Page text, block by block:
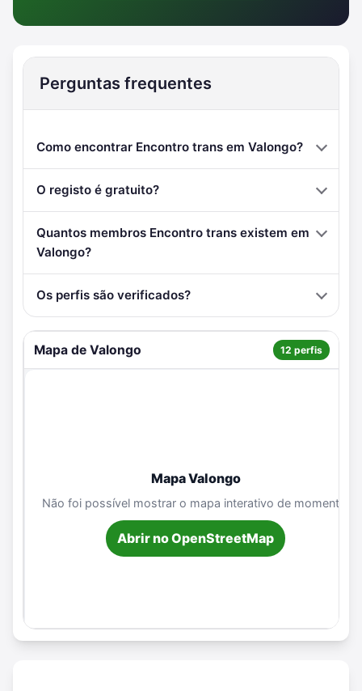
Perguntas frequentes
Como encontrar Encontro trans em Valongo?
O registo é gratuito?
Quantos membros Encontro trans existem em
Valongo?
Os perfis são verificados?
Mapa de Valongo 12 perfis
Mapa Valongo
Não foi possível mostrar o mapa interativo de momento.
Abrir no OpenStreetMap